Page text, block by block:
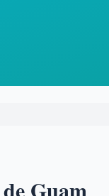
Guam